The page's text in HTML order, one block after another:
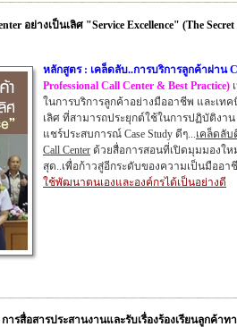
อย่างเป็นเลิศ "Service Excellence" (The
หลักสูตร : เคล็ดลับ..การบริการลูกค้าผ่าน
Professional Call Center & Best Practice)
ในการบริการลูกค้าอย่างมืออาชีพ และเท
เลิศ ที่สามารถประยุกต์ใช้ในการปฏิบัติงา
แชร์ประสบการณ์ Case Study ดีๆ...เคล็ดลับ
Call Center ด้วยสื่อการสอนที่เปิดมุมมองให
สุด..เพื่อก้าวสู่อีกระดับของความเป็นมืออา
ใช้พัฒนาตนเองและองค์กรได้เป็นอย่างดี
ารสื่อสารประสานงานและรับเรื่องร้องเรียนลูก